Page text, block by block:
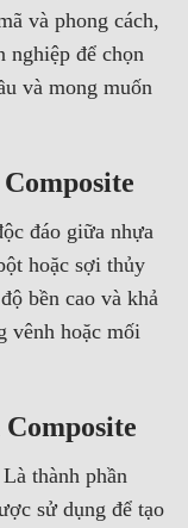
và phong cách,
nghiệp để chọn
và mong muốn
đáo giữa nhựa
hoặc sợi thủy
bền cao và khả
vênh hoặc mối
Là thành phần
sử dụng để tạo